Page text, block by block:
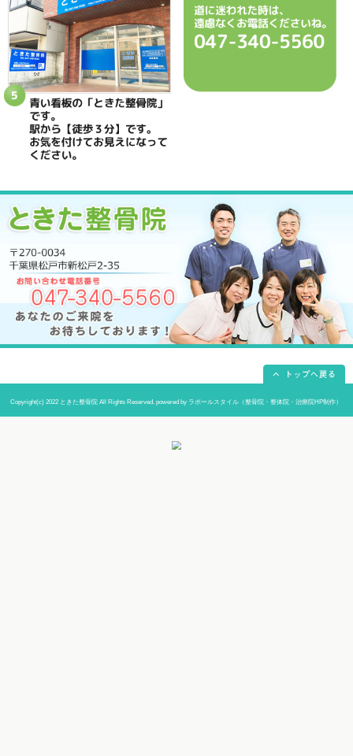
院長
鴇田 晶
当院までの道順